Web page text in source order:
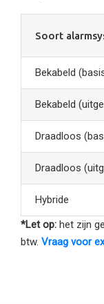
Soort
Bekabeld
Bekabeld
Draadloos
Draadloos
Hybride
*Let op: het zijn
btw. Vraag voor